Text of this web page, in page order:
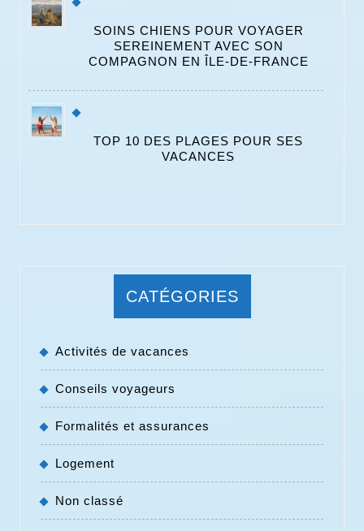
SOINS CHIENS POUR VOYAGER
SEREINEMENT AVEC SON
COMPAGNON EN ÎLE-DE-FRANCE
TOP 10 DES PLAGES POUR SES
VACANCES
CATÉGORIES
Activités de vacances
Conseils voyageurs
Formalités et assurances
Logement
Non classé